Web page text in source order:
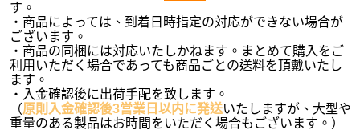
す。
・商品によっては、到着日時指定の対応ができない場合が
ございます。
・商品の同梱には対応いたしかねます。まとめて購入をご
利用いただく場合であっても商品ごとの送料を頂戴いたし
ます。
・入金確認後に出荷手配を致します。
（原則入金確認後3営業日以内に発送いたしますが、大型や
重量のある製品はお時間をいただく場合もございます。）